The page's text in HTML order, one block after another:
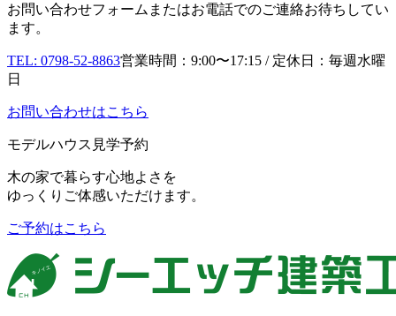
お問い合わせフォームまたはお電話でのご連絡お待ちしてい
ます。
TEL: 0798-52-8863営業時間：9:00〜17:15 / 定休日：毎週水曜
日
お問い合わせはこちら
モデルハウス見学予約
木の家で暮らす心地よさを
ゆっくりご体感いただけます。
ご予約はこちら